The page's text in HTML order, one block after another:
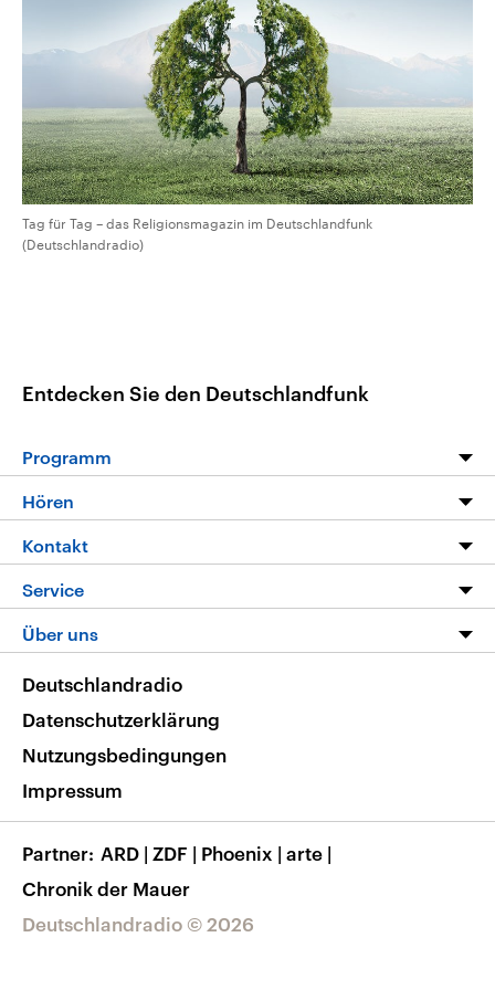
CDU, SPD und FDP regiert.-
Umfragen, Prognosen,
Wahlprogramme, aktuelle Berichte
und Hintergründe zu den Parteien
und Kandidaten der anstehenden
aktuelle Weltgeschehen.
Programm Podcasts
Audio-Archiv
Tag für Tag – das Religionsmagazin im Deutschlandfunk
(Deutschlandradio)
Entdecken Sie den Deutschlandfunk
Programm
Programm
Die Nachrichten
Nachrichtenleicht
Neue Beiträge auf dlf.de
Hören
Livestream
Podcasts
Deutschlandfunk App
Nachrichten App
Frequenzen
Kontakt
Hörerservice
Service
FAQ
Veranstaltungen
Musikliste
RSS
Über uns
Barrierefreiheit
Deutschlandradio © 2026
Deutschlandradio
Datenschutzerklärung
Nutzungsbedingungen
Impressum
Partner ARD | ZDF | Phoenix | arte |
Chronik der Mauer